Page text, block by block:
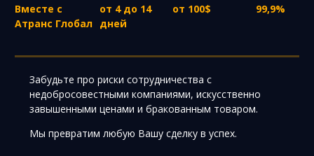
Вместе с
Атранс Глобал
от 4 до 14
дней
от 100$ 99,9%
Забудьте про риски сотрудничества с
недобросовестными компаниями, искусственно
завышенными ценами и бракованным товаром.
Мы превратим любую Вашу сделку в успех.